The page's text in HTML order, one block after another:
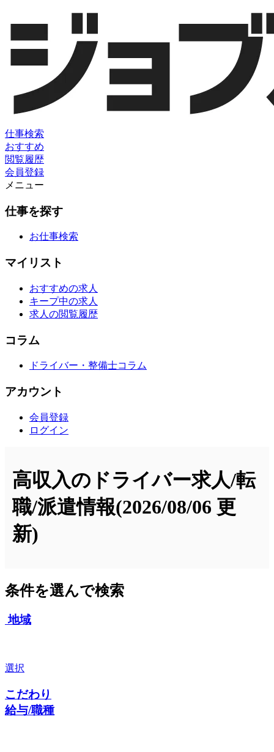
仕事検索
おすすめ
閲覧履歴
会員登録
メニュー
仕事を探す
お仕事検索
マイリスト
おすすめの求人
キープ中の求人
求人の閲覧履歴
コラム
ドライバー・整備士コラム
アカウント
会員登録
ログイン
高収入のドライバー求人/転
職/派遣情報(2026/08/06 更
新)
条件を選んで検索
地域
選択
こだわり
給与/職種